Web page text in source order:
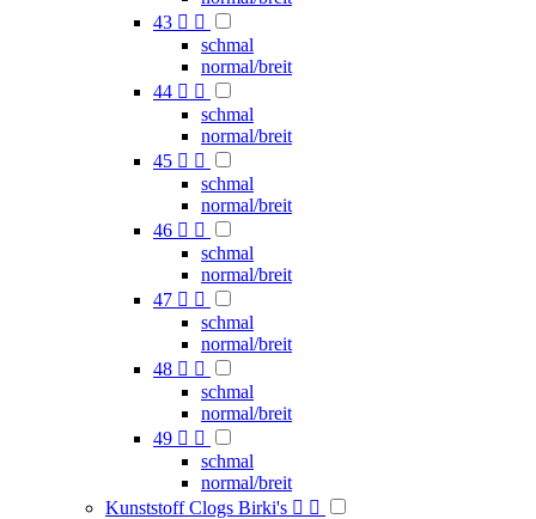
43  
schmal
normal/breit
44  
schmal
normal/breit
45  
schmal
normal/breit
46  
schmal
normal/breit
47  
schmal
normal/breit
48  
schmal
normal/breit
49  
schmal
normal/breit
Kunststoff Clogs Birki's  